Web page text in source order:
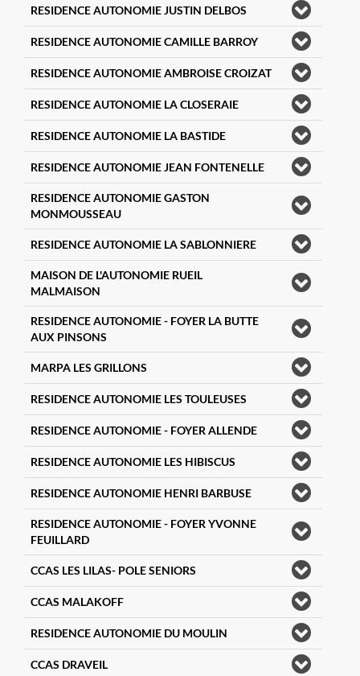
RESIDENCE AUTONOMIE JUSTIN DELBOS
RESIDENCE AUTONOMIE CAMILLE BARROY
RESIDENCE AUTONOMIE AMBROISE CROIZAT
RESIDENCE AUTONOMIE LA CLOSERAIE
RESIDENCE AUTONOMIE LA BASTIDE
RESIDENCE AUTONOMIE JEAN FONTENELLE
RESIDENCE AUTONOMIE GASTON
MONMOUSSEAU
RESIDENCE AUTONOMIE LA SABLONNIERE
MAISON DE L'AUTONOMIE RUEIL
MALMAISON
RESIDENCE AUTONOMIE - FOYER LA BUTTE
AUX PINSONS
MARPA LES GRILLONS
RESIDENCE AUTONOMIE LES TOULEUSES
RESIDENCE AUTONOMIE - FOYER ALLENDE
RESIDENCE AUTONOMIE LES HIBISCUS
RESIDENCE AUTONOMIE HENRI BARBUSE
RESIDENCE AUTONOMIE - FOYER YVONNE
FEUILLARD
CCAS LES LILAS- POLE SENIORS
CCAS MALAKOFF
RESIDENCE AUTONOMIE DU MOULIN
CCAS DRAVEIL